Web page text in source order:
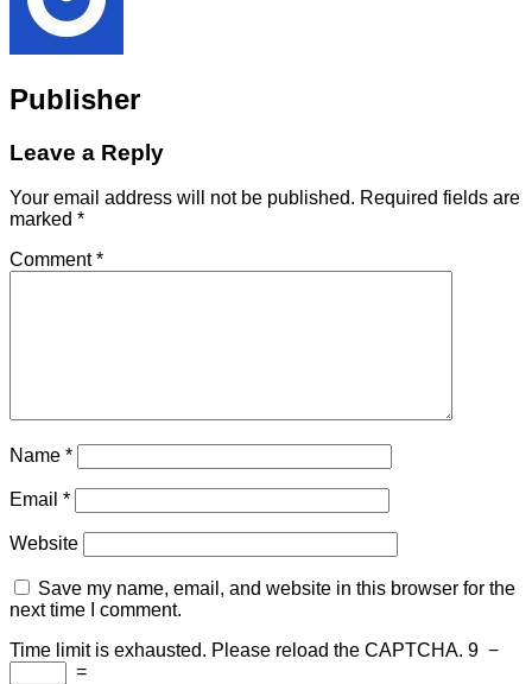
Publisher
Leave a Reply
Your email address will not be published. Required fields are
marked *
Comment*
Name *
Email *
Website
Save my name, email, and website in this browser for the
next time I comment.
Time limit is exhausted. Please reload the CAPTCHA. 9 −
=